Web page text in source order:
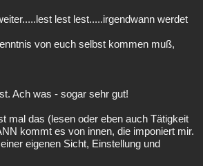
lest lest.....irgendwann werdet
von euch selbst kommen muß,
Ach was - sogar sehr gut!
mal das (lesen oder eben auch Tätigkeit
kommt es von innen, die imponiert mir.
eigenen Sicht, Einstellung und